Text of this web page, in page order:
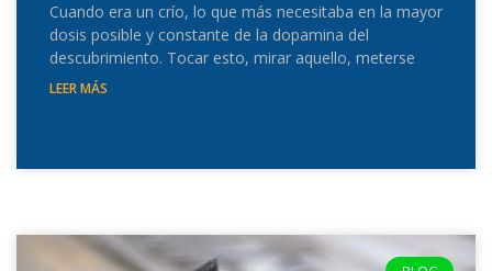
Cuando era un crío, lo que más necesitaba en la mayor
dosis posible y constante de la dopamina del
descubrimiento. Tocar esto, mirar aquello, meterse
LEER MÁS